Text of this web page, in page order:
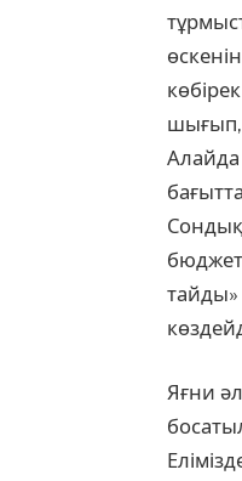
шығып,
Алайда
бюджет
тайд­ы»
Яғни